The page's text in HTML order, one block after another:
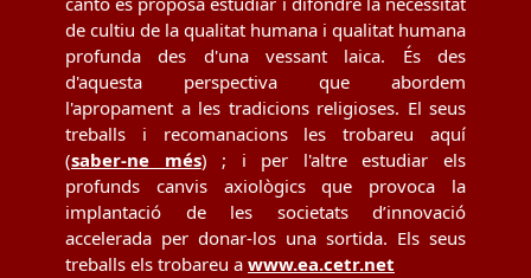
de cultiu de la qualitat humana i qualitat humana
profunda des d'una vessant laica. És des
d'aquesta perspectiva que abordem
l'apropament a les tradicions religioses. El seus
treballs i recomanacions les trobareu aquí
(saber-ne més) ; i per l'altre estudiar els
profunds canvis axiològics que provoca la
implantació de les societats d’innovació
accelerada per donar-los una sortida. Els seus
treballs els trobareu a www.ea.cetr.net